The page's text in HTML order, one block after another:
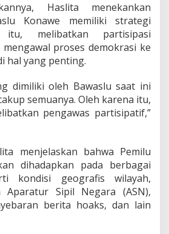
Haslita menekankan
Konawe memiliki strategi
itu, melibatkan partisipasi
proses demokrasi ke
hal yang penting.
dimiliki oleh Bawaslu saat ini
semuanya. Oleh karena itu,
pengawas partisipatif,”
menjelaskan bahwa Pemilu
dihadapkan pada berbagai
kondisi geografis wilayah,
Aparatur Sipil Negara (ASN),
berita hoaks, dan lain